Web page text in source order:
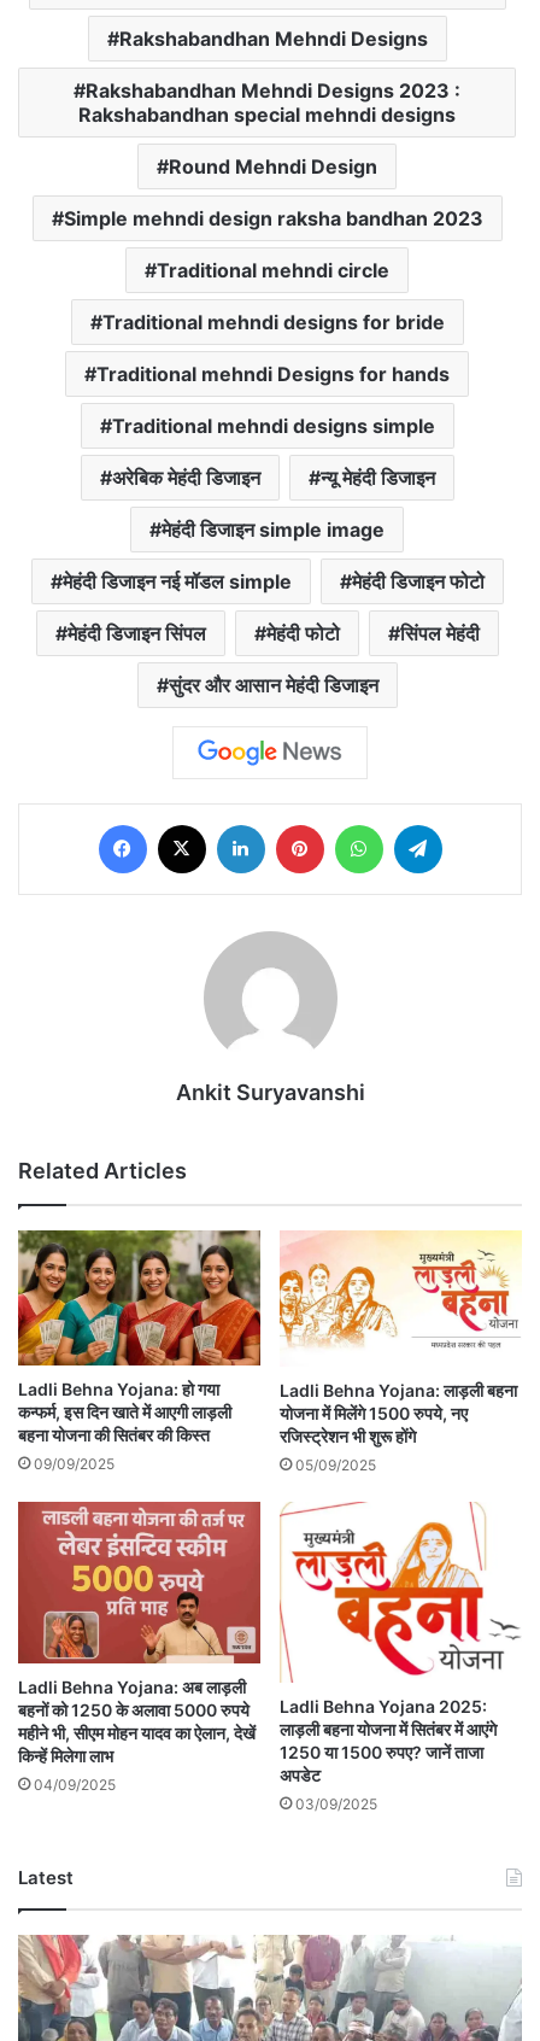
Rakshabandhan Mehndi Designs
Rakshabandhan Mehndi Designs 2023 :
Rakshabandhan special mehndi designs
Round Mehndi Design
Simple mehndi design raksha bandhan 2023
Traditional mehndi circle
Traditional mehndi designs for bride
Traditional mehndi Designs for hands
Traditional mehndi designs simple
अरेबिक मेहंदी डिजाइन न्यू मेहंदी डिजाइन
मेहंदी डिजाइन simple image
मेहंदी डिजाइन नई मॉडल simple मेहंदी डिजाइन फोटो
मेहंदी डिजाइन सिंपल मेहंदी फोटो सिंपल मेहंदी
सुंदर और आसान मेहंदी डिजाइन
Facebook LinkedIn PinterestWhatsApp
Ankit Suryavanshi
Related Articles
Ladli Behna Yojana: हो गया
कन्फर्म, इस दिन खाते में आएगी लाड़ली
बहना योजना की सितंबर की किस्त
09/09/2025
Ladli Behna Yojana: लाड़ली बहना
योजना में मिलेंगे 1500 रुपये, नए
रजिस्ट्रेशन भी शुरू होंगे
05/09/2025
Ladli Behna Yojana: अब लाड़ली
बहनों को 1250 के अलावा 5000 रुपये
महीने भी, सीएम मोहन यादव का ऐलान, देखें
किन्हें मिलेगा लाभ
04/09/2025
Ladli Behna Yojana 2025:
लाड़ली बहना योजना में सितंबर में आएंगे
1250 या 1500 रुपए? जानें ताजा
अपडेट
03/09/2025
Latest
Betul
News
Today:
मुख्यमंत्री